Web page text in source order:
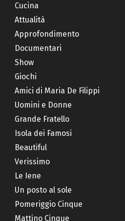
Cucina
Attualità
Approfondimento
Documentari
Show
Giochi
Amici di Maria De Filippi
Uomini e Donne
Grande Fratello
Isola dei Famosi
Beautiful
Verissimo
Le Iene
Un posto al sole
Pomeriggio Cinque
Mattino Cinque